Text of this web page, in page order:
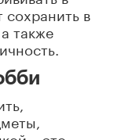
сохранить в
также